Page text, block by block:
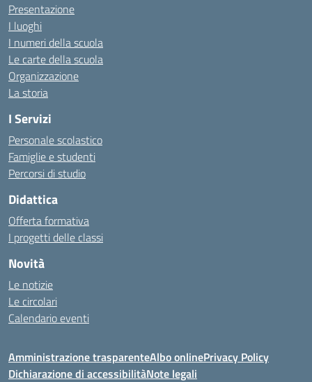
Presentazione
I luoghi
I numeri della scuola
Le carte della scuola
Organizzazione
La storia
I Servizi
Personale scolastico
Famiglie e studenti
Percorsi di studio
Didattica
Offerta formativa
I progetti delle classi
Novità
Le notizie
Le circolari
Calendario eventi
Amministrazione trasparenteAlbo onlinePrivacy Policy
Dichiarazione di accessibilitàNote legali